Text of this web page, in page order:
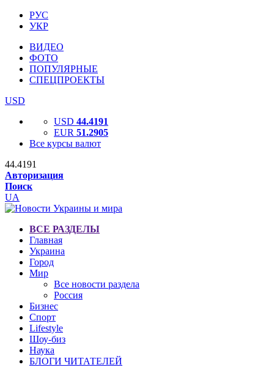
РУС
УКР
ВИДЕО
ФОТО
ПОПУЛЯРНЫЕ
СПЕЦПРОЕКТЫ
USD
USD 44.4191
EUR 51.2905
Все курсы валют
44.4191
Авторизация
Поиск
UA
ВСЕ РАЗДЕЛЫ
Главная
Украина
Город
Мир
Все новости раздела
Россия
Бизнес
Спорт
Lifestyle
Шоу-биз
Наука
БЛОГИ ЧИТАТЕЛЕЙ